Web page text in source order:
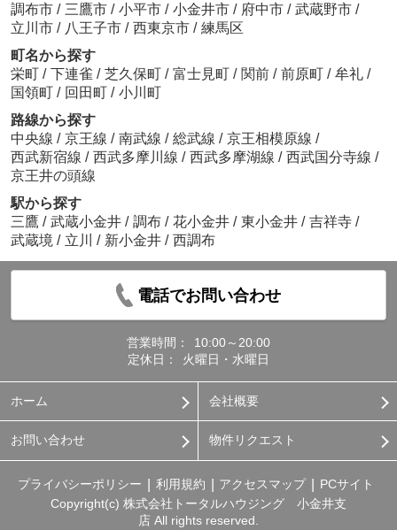
調布市 / 三鷹市 / 小平市 / 小金井市 / 府中市 / 武蔵野市 /
立川市 / 八王子市 / 西東京市 / 練馬区
町名から探す
栄町 / 下連雀 / 芝久保町 / 富士見町 / 関前 / 前原町 / 牟礼 /
国領町 / 回田町 / 小川町
路線から探す
中央線 / 京王線 / 南武線 / 総武線 / 京王相模原線 /
西武新宿線 / 西武多摩川線 / 西武多摩湖線 / 西武国分寺線 /
京王井の頭線
駅から探す
三鷹 / 武蔵小金井 / 調布 / 花小金井 / 東小金井 / 吉祥寺 /
武蔵境 / 立川 / 新小金井 / 西調布
電話でお問い合わせ
営業時間：
10:00～20:00
定休日：
火曜日・水曜日
ホーム 会社概要
お問い合わせ 物件リクエスト
プライバシーポリシー 利用規約 アクセスマップ
PCサイト
Copyright(c) 株式会社トータルハウジング 小金井支
店 All rights reserved.